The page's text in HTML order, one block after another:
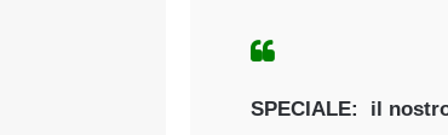
SPECIALE: il